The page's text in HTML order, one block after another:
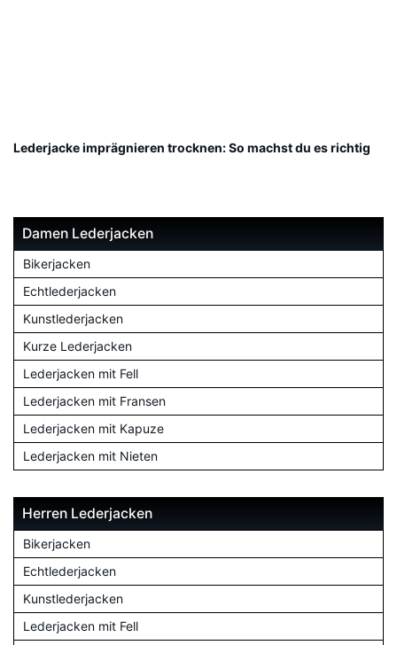
Lederjacke imprägnieren trocknen: So machst du es richtig
Damen Lederjacken
Bikerjacken
Echtlederjacken
Kunstlederjacken
Kurze Lederjacken
Lederjacken mit Fell
Lederjacken mit Fransen
Lederjacken mit Kapuze
Lederjacken mit Nieten
Herren Lederjacken
Bikerjacken
Echtlederjacken
Kunstlederjacken
Lederjacken mit Fell